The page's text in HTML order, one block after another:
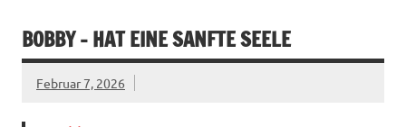
BOBBY – HAT EINE SANFTE SEELE
Februar 7, 2026